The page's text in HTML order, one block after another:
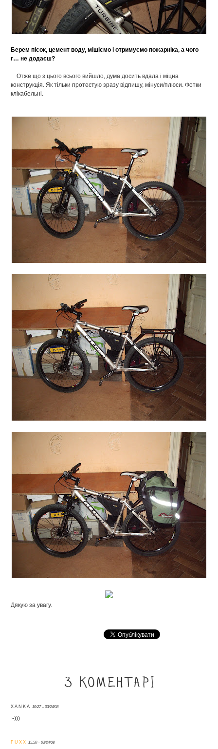
Берем пісок, цемент воду, мішіємо і отримуємо пожарніка, а чого
г… не додаєш?
Отже що з цього всього вийшло, дума досить вдала і міцна
конструкція. Як тільки протестую зразу відпишу, мінуси/плюси. Фотки
клікабельні.
Дякую за увагу.
3 коментарі
XANKA 10:27 – 03/24/08
:-)))
FUXX 15:50 – 03/24/08